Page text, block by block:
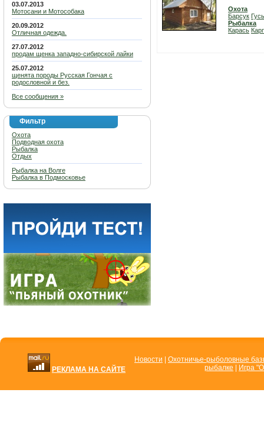
03.07.2013
Мотосани и Мотособака
20.09.2012
Отличная одежда.
27.07.2012
продам щенка западно-сибирской лайки
25.07.2012
щенята породы Русская Гончая с
родословной и без.
Все сообщения »
Фильтр
Охота
Подводная охота
Рыбалка
Отдых
Рыбалка на Волге
Рыбалка в Подмосковье
Охота
Барсук Гусь
Рыбалка
Карась
РЕКЛАМА НА САЙТЕ
Новости
Охотничье-рыболовные
рыбалке
Игра